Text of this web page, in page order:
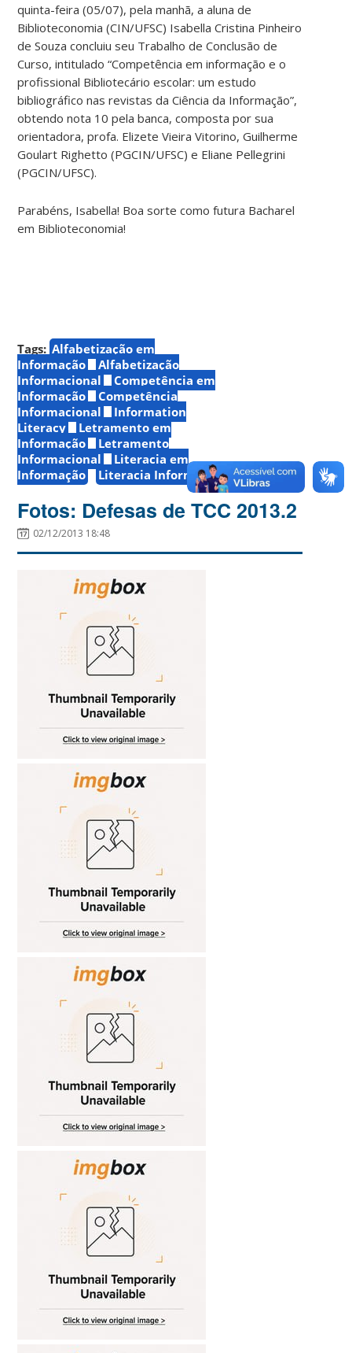
quinta-feira (05/07), pela manhã, a aluna de
Biblioteconomia (CIN/UFSC) Isabella Cristina Pinheiro
de Souza concluiu seu Trabalho de Conclusão de
Curso, intitulado “Competência em informação e o
profissional Bibliotecário escolar: um estudo
bibliográfico nas revistas da Ciência da Informação”,
obtendo nota 10 pela banca, composta por sua
orientadora, profa. Elizete Vieira Vitorino, Guilherme
Goulart Righetto (PGCIN/UFSC) e Eliane Pellegrini
(PGCIN/UFSC).
Parabéns, Isabella! Boa sorte como futura Bacharel
em Biblioteconomia!
Tags: Alfabetização em
Informação
Alfabetização
Informacional
Competência em
Informação
Competência
Informacional
Information
Literacy
Letramento em
Informação
Letramento
Informacional
Literacia em
Informação
Literacia Informacional
Fotos: Defesas de TCC 2013.2
02/12/2013 18:48